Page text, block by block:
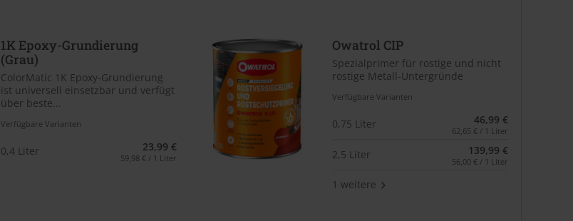
1K Epoxy-Grundierung
(Grau)
ColorMatic 1K Epoxy-Grundierung
ist universell einsetzbar und verfügt
über beste...
Verfügbare Varianten
0,4 Liter 23,99 €
59,98 € / 1 Liter
Owatrol CIP
Spezialprimer für rostige und nicht
rostige Metall-Untergründe
Verfügbare Varianten
0,75 Liter 46,99 €
62,65 € / 1 Liter
2,5 Liter 139,99 €
56,00 € / 1 Liter
1 weitere